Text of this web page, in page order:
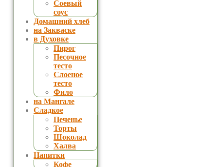
Соевый
соус
Домашний хлеб
на Закваске
в Духовке
Пирог
Песочное
тесто
Слоеное
тесто
Фило
на Мангале
Сладкое
Печенье
Торты
Шоколад
Халва
Напитки
Кофе